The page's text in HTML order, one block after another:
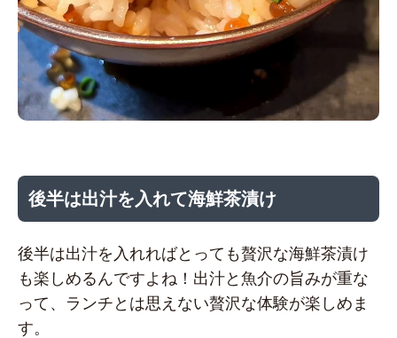
後半は出汁を入れて海鮮茶漬け
後半は出汁を入れればとっても贅沢な海鮮茶漬け
も楽しめるんですよね！出汁と魚介の旨みが重な
って、ランチとは思えない贅沢な体験が楽しめま
す。